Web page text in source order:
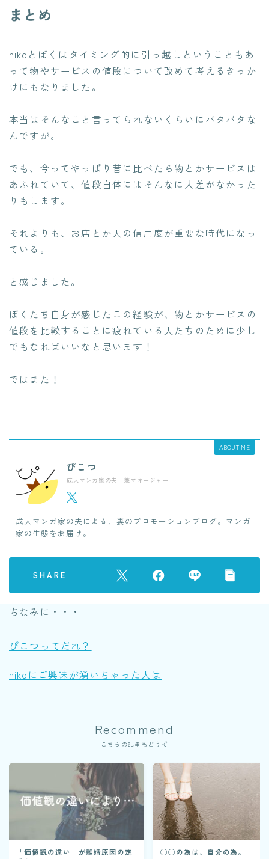
まとめ
nikoとぼくはタイミング的に引っ越しということもあ
って物やサービスの値段について改めて考えるきっか
けにもなりました。
本当はそんなこと言ってられないくらいにバタバタな
んですが。
でも、今ってやっぱり昔に比べたら物とかサービスは
あふれていて、値段自体にはそんなに大差がなかった
りもします。
それよりも、お店とか人の信用度が重要な時代になっ
ている。
と感じました。
ぼくたち自身が感じたこの経験が、物とかサービスの
値段を比較することに疲れている人たちのために少し
でもなればいいなと思います！
ではまた！
ABOUT ME
ぴこつ
成人マンガ家の夫 兼マネージャー
成人マンガ家の夫による、妻のプロモーションブログ。マンガ
家の生態をお届け。
SHARE
ちなみに・・・
ぴこつってだれ？
nikoにご興味が湧いちゃった人は
Recommend
こちらの記事もどうぞ
「価値観の違い」が離婚原因の定
◯◯の為は、自分の為。